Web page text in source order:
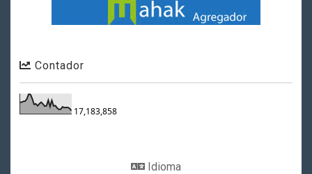
Contador
17,183,858
Idioma